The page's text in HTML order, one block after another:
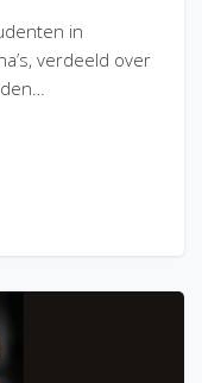
in
verdeeld over